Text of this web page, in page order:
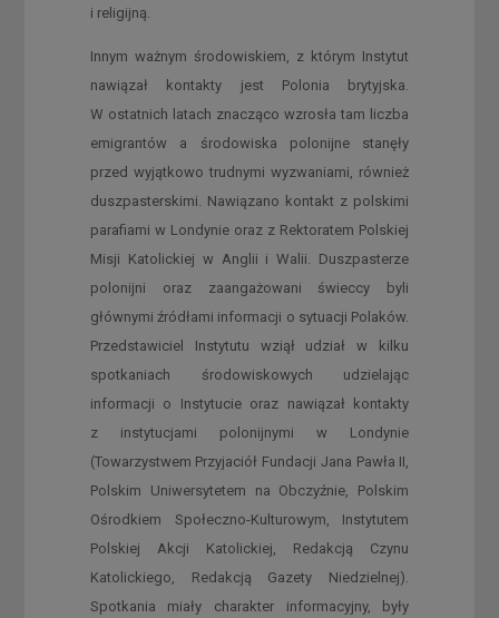
i religijną.
Innym ważnym środowiskiem, z którym Instytut
nawiązał kontakty jest Polonia brytyjska.
W ostatnich latach znacząco wzrosła tam liczba
emigrantów a środowiska polonijne stanęły
przed wyjątkowo trudnymi wyzwaniami, również
duszpasterskimi. Nawiązano kontakt z polskimi
parafiami w Londynie oraz z Rektoratem Polskiej
Misji Katolickiej w Anglii i Walii. Duszpasterze
polonijni oraz zaangażowani świeccy byli
głównymi źródłami informacji o sytuacji Polaków.
Przedstawiciel Instytutu wziął udział w kilku
spotkaniach środowiskowych udzielając
informacji o Instytucie oraz nawiązał kontakty
z instytucjami polonijnymi w Londynie
(Towarzystwem Przyjaciół Fundacji Jana Pawła II,
Polskim Uniwersytetem na Obczyźnie, Polskim
Ośrodkiem Społeczno-Kulturowym, Instytutem
Polskiej Akcji Katolickiej, Redakcją Czynu
Katolickiego, Redakcją Gazety Niedzielnej).
Spotkania miały charakter informacyjny, były